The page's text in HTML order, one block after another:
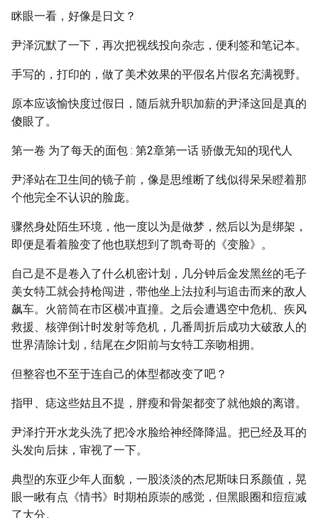
眯眼一看，好像是日文？
尹泽沉默了一下，再次把视线投向杂志，便利签和笔记本。
手写的，打印的，做了美术效果的平假名片假名充满视野。
原本应该愉快度过假日，随后就升职加薪的尹泽这回是真的
傻眼了。
第一卷 为了每天的面包 : 第2章第一话 骄傲无知的现代人
尹泽站在卫生间的镜子前，像是思维断了线似得呆呆瞪着那
个他完全不认识的脸庞。
骤然身处陌生环境，他一度以为是做梦，然后以为是绑架，
即便是看着脸变了他也联想到了凯奇哥的《变脸》。
自己是不是卷入了什么机密计划，几分钟后金发黑丝的毛子
美女特工就会持枪闯进，带他坐上法拉利与追击而来的敌人
飙车。火箭筒在市区横冲直撞。之后会遭遇空中危机、疾风
救援、核弹倒计时发射等危机，几番周折后成功大破敌人的
世界清除计划，结尾在夕阳前与女特工亲吻相拥。
但整容也不至于连自己的体型都改变了吧？
指甲、痣这些姑且不提，胖瘦和骨架都变了就他娘的离谱。
尹泽拧开水龙头洗了把冷水脸给神经降降温。把已经及耳的
头发向后抹，审视了一下。
典型的东亚少年人面貌，一股淡淡的杰尼斯味日系颜值，晃
眼一瞅有点《情书》时期柏原崇的感觉，但黑眼圈和痘痘减
了大分。